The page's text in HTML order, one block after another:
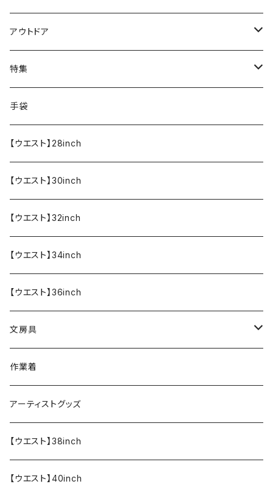
Tシャツ・カットソー
アウトドア
寝具・寝袋・ブランケット
食器・調理器具
エプロン
特集
メール便送料無料★オリジナルT
半袖Tシャツ
OUTLET!!!!!
手袋
【ウエスト】28inch
【ウエスト】30inch
【ウエスト】32inch
【ウエスト】34inch
【ウエスト】36inch
文房具
ペンケース
作業着
アーティストグッズ
【ウエスト】38inch
【ウエスト】40inch